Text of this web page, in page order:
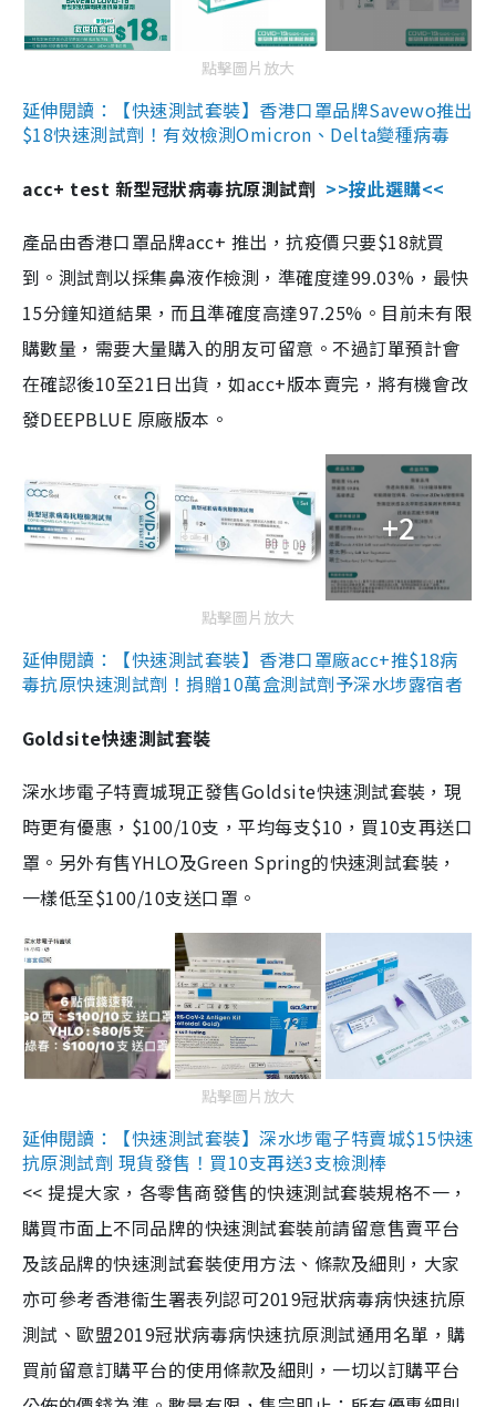
點擊圖片放大
延伸閱讀：【快速測試套裝】香港口罩品牌Savewo推出
$18快速測試劑！有效檢測Omicron、Delta變種病毒
acc+ test 新型冠狀病毒抗原測試劑 >>按此選購<<
產品由香港口罩品牌acc+ 推出，抗疫價只要$18就買
到。測試劑以採集鼻液作檢測，準確度達99.03%，最快
15分鐘知道結果，而且準確度高達97.25%。目前未有限
購數量，需要大量購入的朋友可留意。不過訂單預計會
在確認後10至21日出貨，如acc+版本賣完，將有機會改
發DEEPBLUE 原廠版本。
+2
點擊圖片放大
延伸閱讀：【快速測試套裝】香港口罩廠acc+推$18病
毒抗原快速測試劑！捐贈10萬盒測試劑予深水埗露宿者
Goldsite快速測試套裝
深水埗電子特賣城現正發售Goldsite快速測試套裝，現
時更有優惠，$100/10支，平均每支$10，買10支再送口
罩。另外有售YHLO及Green Spring的快速測試套裝，
一樣低至$100/10支送口罩。
點擊圖片放大
延伸閱讀：【快速測試套裝】深水埗電子特賣城$15快速
抗原測試劑 現貨發售！買10支再送3支檢測棒
<< 提提大家，各零售商發售的快速測試套裝規格不一，
購買市面上不同品牌的快速測試套裝前請留意售賣平台
及該品牌的快速測試套裝使用方法、條款及細則，大家
亦可參考香港衞生署表列認可2019冠狀病毒病快速抗原
測試、歐盟2019冠狀病毒病快速抗原測試通用名單，購
買前留意訂購平台的使用條款及細則，一切以訂購平台